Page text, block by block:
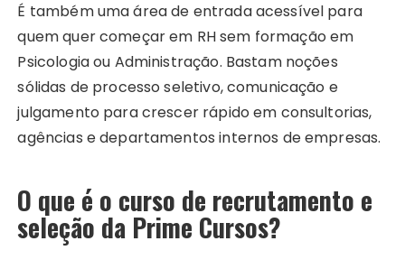
É também uma área de entrada acessível para
quem quer começar em RH sem formação em
Psicologia ou Administração. Bastam noções
sólidas de processo seletivo, comunicação e
julgamento para crescer rápido em consultorias,
agências e departamentos internos de empresas.
O que é o curso de recrutamento e
seleção da Prime Cursos?